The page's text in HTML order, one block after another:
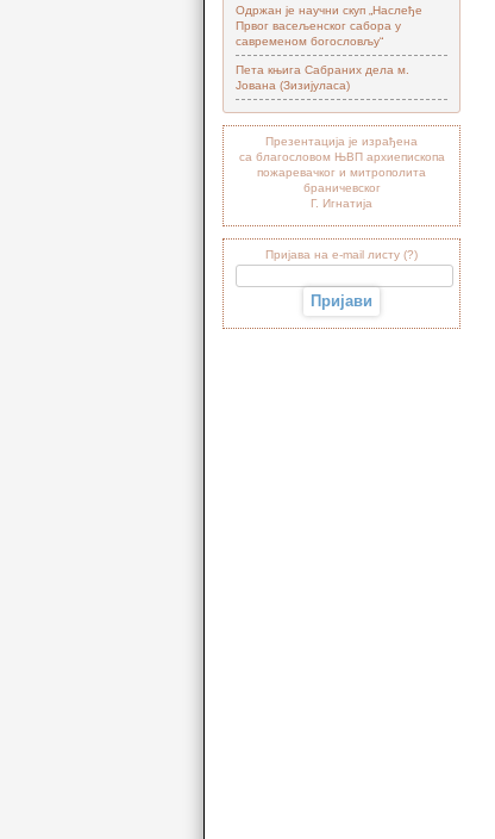
Одржан је научни скуп „Наслеђе
Првог васељенског сабора у
савременом богословљу“
Пета књига Сабраних дела м.
Јована (Зизијуласа)
Презентација је израђена
са благословом ЊВП архиепископа
пожаревачког и митрополита
браничевског
Г. Игнатија
Пријава на e-mail листу (?)